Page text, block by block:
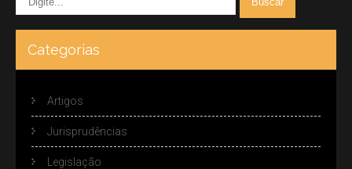
Categorias
Artigos
Jurisprudências
Legislação